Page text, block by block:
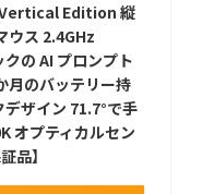
Vertical Edition 縦
ウス 2.4GHz
の AI プロンプト
月のバッテリー持
ザイン 71.7°で手
オプティカルセン
品】